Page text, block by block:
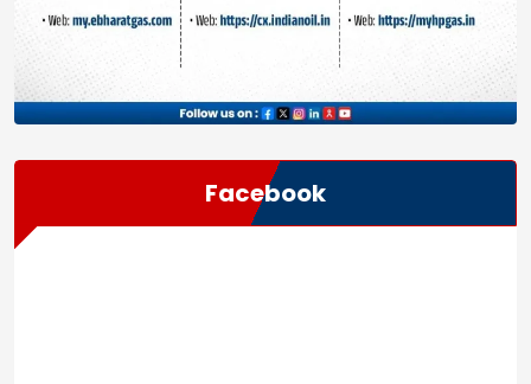
Facebook